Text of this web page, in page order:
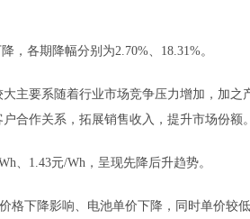
，各期降幅分别为2.70%、18.31%。
主要系随着行业市场竞争压力增加，加之
合作关系，拓展销售收入，提升市场份额。
、1.43元/Wh，呈现先降后升趋势。
格下降影响、电池单价下降，同时单价较低